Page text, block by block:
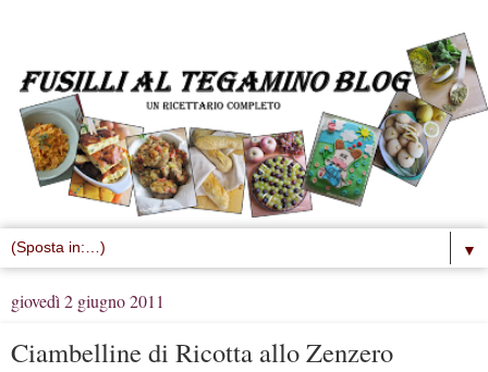
▼
giovedì 2 giugno 2011
Ciambelline di Ricotta allo Zenzero